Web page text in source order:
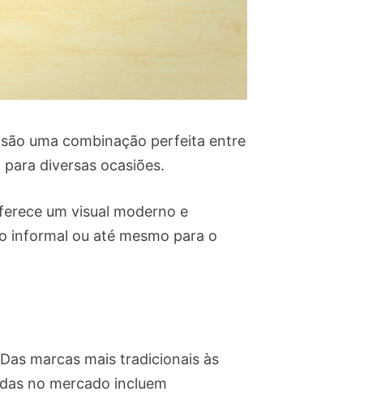
uma combinação perfeita entre
diversas ocasiões.
um visual moderno e
informal ou até mesmo para o
marcas mais tradicionais às
no mercado incluem